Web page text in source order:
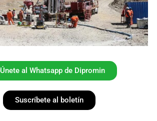
Únete al Whatsapp de Dipromin
Suscríbete al boletín